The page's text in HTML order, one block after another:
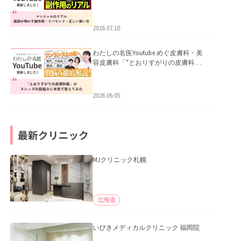
た。
2026.07.10
わたしの名医Youtube めぐ皮膚科・美
容皮膚科「”とおりすがりの皮膚科
2026.06.05
最新クリニック
MJクリニック札幌
北海道
いびきメディカルクリニック 福岡院